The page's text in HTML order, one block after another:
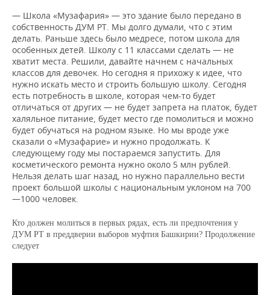
— Школа «Музафария» — это здание было передано в
собственность ДУМ РТ. Мы долго думали, что с этим
делать. Раньше здесь было медресе, потом школа для
особенных детей. Школу с 11 классами сделать — не
хватит места. Решили, давайте начнем с начальных
классов для девочек. Но сегодня я прихожу к идее, что
нужно искать место и строить большую школу. Сегодня
есть потребность в школе, которая чем-то будет
отличаться от других — не будет запрета на платок, будет
халяльное питание, будет место где помолиться и можно
будет обучаться на родном языке. Но мы вроде уже
сказали о «Музафарие» и нужно продолжать. К
следующему году мы постараемся запустить. Для
косметического ремонта нужно около 5 млн рублей.
Нельзя делать шаг назад, но нужно параллельно вести
проект большой школы с национальным уклоном на 700
—1000 человек.
Кто должен молиться в первых рядах, есть ли предпочтения у
ДУМ РТ в преддверии выборов муфтия Башкирии? Продолжение
следует